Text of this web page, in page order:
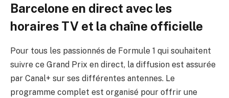
Barcelone en direct avec les
horaires TV et la chaîne officielle
Pour tous les passionnés de Formule 1 qui souhaitent
suivre ce Grand Prix en direct, la diffusion est assurée
par Canal+ sur ses différentes antennes. Le
programme complet est organisé pour offrir une